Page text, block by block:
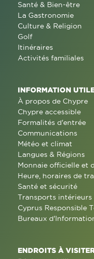
Santé & Bien-être
La Gastronomie
Culture & Religion
Golf
Itinéraires
Activités familiales
INFORMATION
À propos de Chypre
Chypre accessible
Formalités d'entrée
Communications
Météo et climat
Langues & Régions
Monnaie officielle et
Heure, horaires de
Santé et sécurité
Transports intérieurs
Cyprus Responsible
Bureaux
ENDROITS À